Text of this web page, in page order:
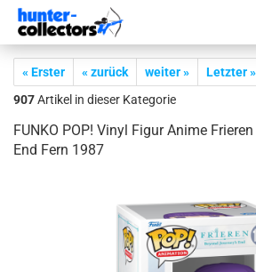
« Erster « zurück weiter »
Letzter »
907Artikel in dieser Kategorie
FUNKO POP! Vinyl Figur Anime
End Fern 1987